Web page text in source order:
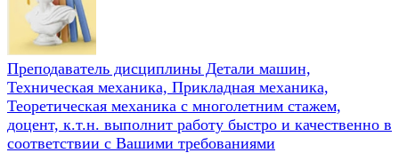
Преподаватель дисциплины Детали машин,
Техническая механика, Прикладная механика,
Теоретическая механика с многолетним стажем,
доцент, к.т.н. выполнит работу быстро и качественно в
соответствии с Вашими требованиями